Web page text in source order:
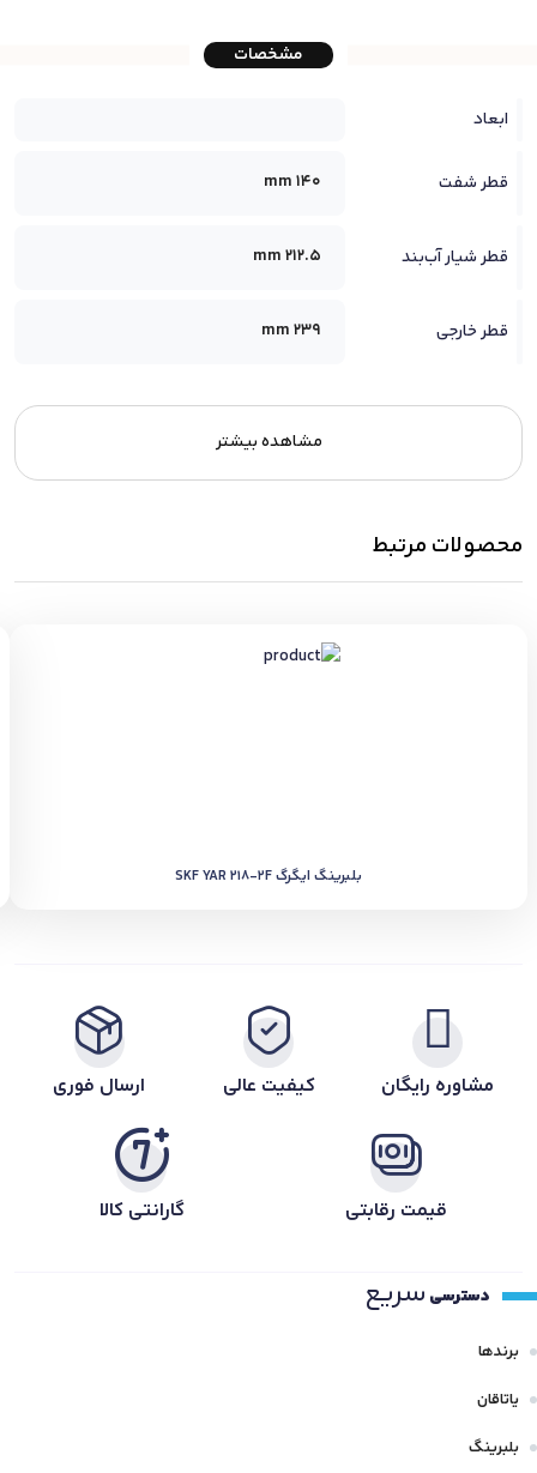
مشخصات
ابعاد
قطر شفت 140 mm
قطر شیار آب‌بند 212.5 mm
قطر خارجی 239 mm
مشاهده بیشتر
محصولات مرتبط
بلبرینگ ایگرگ SKF YAR 218-2F
مشاوره رایگان کیفیت عالی ارسال فوری
قیمت رقابتی گارانتی کالا
دسترسی سریع
برندها
یاتاقان
بلبرینگ